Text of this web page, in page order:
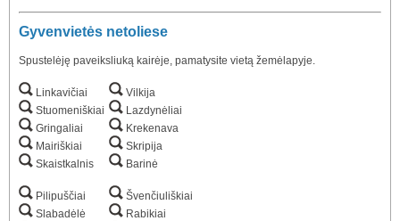
Gyvenvietės netoliese
Spustelėję paveiksliuką kairėje, pamatysite vietą žemėlapyje.
Linkavičiai
Stuomeniškiai
Gringaliai
Mairiškiai
Skaistkalnis
Pilipuščiai
Slabadėlė
Vilkija
Lazdynėliai
Krekenava
Skripija
Barinė
Švenčiuliškiai
Rabikiai